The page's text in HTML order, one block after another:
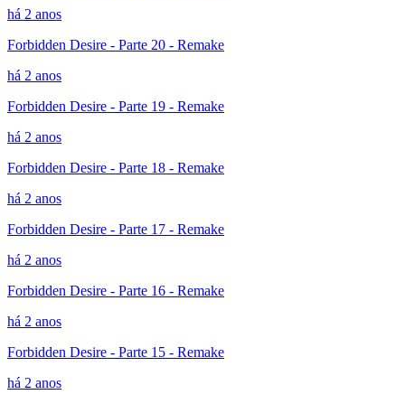
há 2 anos
Forbidden Desire - Parte 20 - Remake
há 2 anos
Forbidden Desire - Parte 19 - Remake
há 2 anos
Forbidden Desire - Parte 18 - Remake
há 2 anos
Forbidden Desire - Parte 17 - Remake
há 2 anos
Forbidden Desire - Parte 16 - Remake
há 2 anos
Forbidden Desire - Parte 15 - Remake
há 2 anos